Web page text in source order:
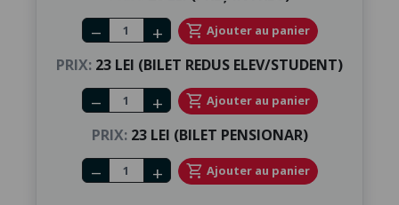
Number of tickets
remove add shopping_cart Ajouter au panier
PRIX: 23 LEI (BILET REDUS ELEV/STUDENT)
Number of tickets
remove add shopping_cart Ajouter au panier
PRIX:23 LEI (BILET PENSIONAR)
Number of tickets
remove add shopping_cart Ajouter au panier